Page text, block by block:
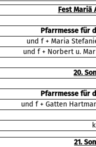
Fest Mariä
Pfarrmesse für
und f + Maria
und f + Norbert u.
20.
Pfarrmesse für
und f + Gatten
21.